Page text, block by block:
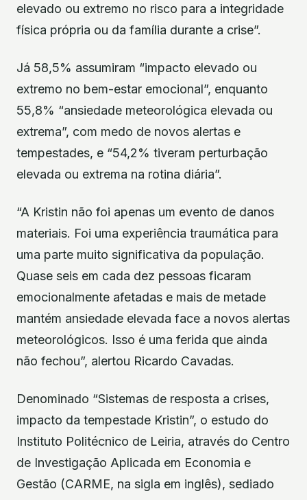
elevado ou extremo no risco para a integridade
física própria ou da família durante a crise”.
Já 58,5% assumiram “impacto elevado ou
extremo no bem-estar emocional”, enquanto
55,8% “ansiedade meteorológica elevada ou
extrema”, com medo de novos alertas e
tempestades, e “54,2% tiveram perturbação
elevada ou extrema na rotina diária”.
“A Kristin não foi apenas um evento de danos
materiais. Foi uma experiência traumática para
uma parte muito significativa da população.
Quase seis em cada dez pessoas ficaram
emocionalmente afetadas e mais de metade
mantém ansiedade elevada face a novos alertas
meteorológicos. Isso é uma ferida que ainda
não fechou”, alertou Ricardo Cavadas.
Denominado “Sistemas de resposta a crises,
impacto da tempestade Kristin”, o estudo do
Instituto Politécnico de Leiria, através do Centro
de Investigação Aplicada em Economia e
Gestão (CARME, na sigla em inglês), sediado